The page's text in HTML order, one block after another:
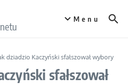
Menu
dziadzio Kaczyński sfałszował wybory
sfałszował